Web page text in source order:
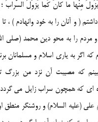
( و آنان را به خود وانهادم ) ،
و مردم را به محو دين محمد (صلی
اگر به ياري اسلام و مسلمانان
كه مصيبت آن نزد من بزرگ
كه همچون سراب زايل مي گردد )
(علیه السلام) و روشنگر منطق